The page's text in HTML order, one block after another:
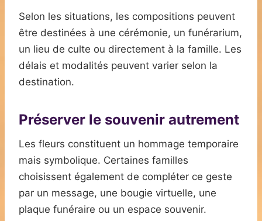
Selon les situations, les compositions peuvent
être destinées à une cérémonie, un funérarium,
un lieu de culte ou directement à la famille. Les
délais et modalités peuvent varier selon la
destination.
Préserver le souvenir autrement
Les fleurs constituent un hommage temporaire
mais symbolique. Certaines familles
choisissent également de compléter ce geste
par un message, une bougie virtuelle, une
plaque funéraire ou un espace souvenir.